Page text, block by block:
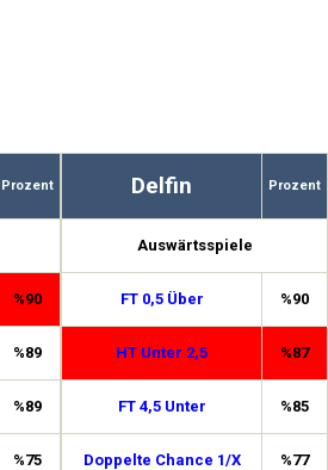
Prozent
%90
%89
%89
%75
Delfin Prozent
Auswärtsspiele
FT 0,5 Über %90
HT Unter 2,5 %87
FT 4,5 Unter %85
Doppelte Chance 1/X %77